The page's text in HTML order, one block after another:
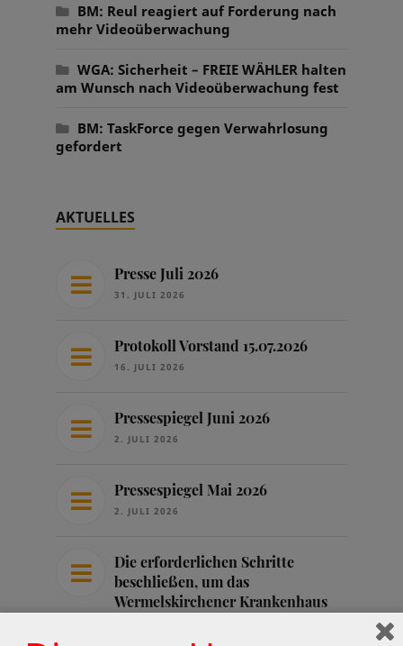
BM: Reul reagiert auf Forderung nach
mehr Videoüberwachung
WGA: Sicherheit – FREIE WÄHLER halten
am Wunsch nach Videoüberwachung fest
BM: TaskForce gegen Verwahrlosung
gefordert
AKTUELLES
Presse Juli 2026
31. JULI 2026
Protokoll Vorstand 15.07.2026
16. JULI 2026
Pressespiegel Juni 2026
2. JULI 2026
Pressespiegel Mai 2026
2. JULI 2026
Die erforderlichen Schritte
beschließen, um das
Wermelskirchener Krankenhaus